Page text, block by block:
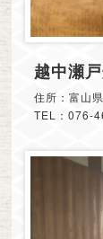
越中瀬
住所：富山
TEL：076-